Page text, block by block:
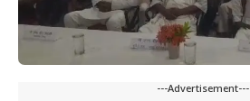
---Advertisement---